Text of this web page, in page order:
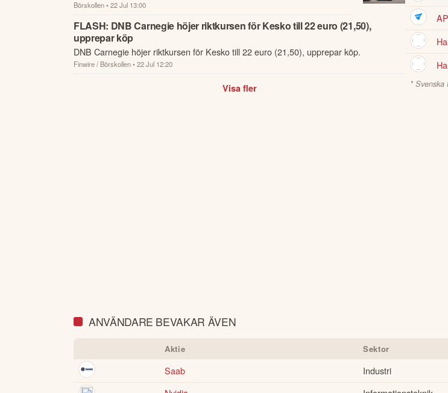
riktkursförändringar som har rapporterats om idag den 22 juli.
Börskollen• 22 Jul 13:00
FLASH: DNB Carnegie höjer riktkursen för Kesko till 22 euro (21,50),
upprepar köp
DNB Carnegie höjer riktkursen för Kesko till 22 euro (21,50), upprepar köp.
Finwire / Börskollen• 22 Jul 12:20
Visa fler
* Svenska
ANVÄNDARE BEVAKAR ÄVEN
Aktie Sektor
Saab Industri